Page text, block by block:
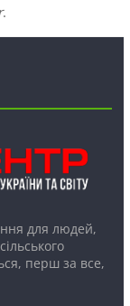
.
для людей,
перш за все,